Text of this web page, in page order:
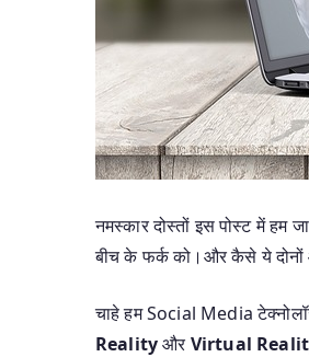
नमस्कार दोस्तों इस पोस्ट में हम
बीच के फर्क को।और कैसे ये
चाहे हम Social Media
Realityऔर Virtual